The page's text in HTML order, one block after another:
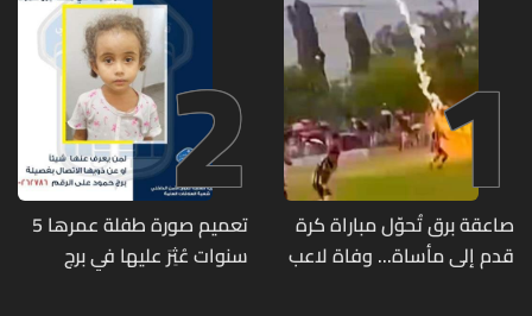
1
صاعقة برق تُحوّل مباراة كرة
قدم إلى مأساة... وفاة لاعب
2
تعميم صورة طفلة عمرها 5
سنوات عُثِرَ عليها في برج